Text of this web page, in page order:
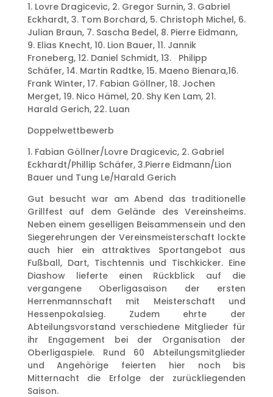
1. Lovre Dragicevic, 2. Gregor Surnin, 3. Gabriel
Eckhardt, 3. Tom Borchard, 5. Christoph Michel, 6.
Julian Braun, 7. Sascha Bedel, 8. Pierre Eidmann,
9. Elias Knecht, 10. Lion Bauer, 11. Jannik
Froneberg, 12. Daniel Schmidt, 13. Philipp
Schäfer, 14. Martin Radtke, 15. Maeno Bienara,16.
Frank Winter, 17. Fabian Göllner, 18. Jochen
Merget, 19. Nico Hämel, 20. Shy Ken Lam, 21.
Harald Gerich, 22. Luan
Doppelwettbewerb
1. Fabian Göllner/Lovre Dragicevic, 2. Gabriel
Eckhardt/Phillip Schäfer, 3.Pierre Eidmann/Lion
Bauer und Tung Le/Harald Gerich
Gut besucht war am Abend das traditionelle
Grillfest auf dem Gelände des Vereinsheims.
Neben einem geselligen Beisammensein und den
Siegerehrungen der Vereinsmeisterschaft lockte
auch hier ein attraktives Sportangebot aus
Fußball, Dart, Tischtennis und Tischkicker. Eine
Diashow lieferte einen Rückblick auf die
vergangene Oberligasaison der ersten
Herrenmannschaft mit Meisterschaft und
Hessenpokalsieg. Zudem ehrte der
Abteilungsvorstand verschiedene Mitglieder für
ihr Engagement bei der Organisation der
Oberligaspiele. Rund 60 Abteilungsmitglieder
und Angehörige feierten hier noch bis
Mitternacht die Erfolge der zurückliegenden
Saison.